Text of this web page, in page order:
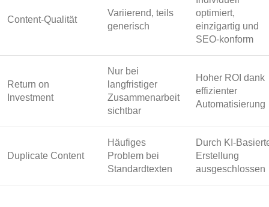
Content-Qualität
Variierend, teils
generisch
optimiert,
einzigartig und
SEO-konform
Return on
Investment
Nur bei
langfristiger
Zusammenarbeit
sichtbar
Hoher ROI dank
effizienter
Automatisierung
Duplicate Content
Häufiges
Problem bei
Standardtexten
Durch KI-
Erstellung
ausgeschlossen